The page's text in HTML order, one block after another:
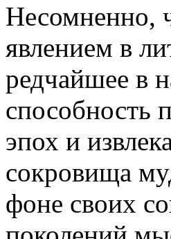
Несомненно,
явлением в
редчайшее в
способность
эпох и
сокровища
фоне своих